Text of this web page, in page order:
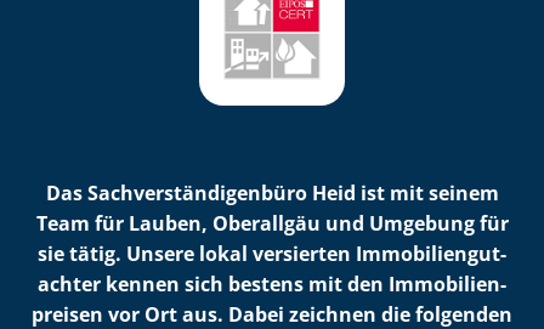
Das Sach­ver­stän­di­gen­bü­ro Heid ist mit seinem
Team für Lauben, Oberallgäu und Umgebung für
sie tätig. Unsere lokal versierten Im­mo­bi­li­en­gut­
ach­ter kennen sich bestens mit den Im­mo­bi­li­en­
prei­sen vor Ort aus. Dabei zeichnen die folgenden